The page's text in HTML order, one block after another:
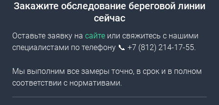
Закажите обследование береговой линии
сейчас
Оставьте заявку на сайте или свяжитесь с нашими
специалистами по телефону 📞 +7 (812) 214-17-55.
Мы выполним все замеры точно, в срок и в полном
соответствии с нормативами.